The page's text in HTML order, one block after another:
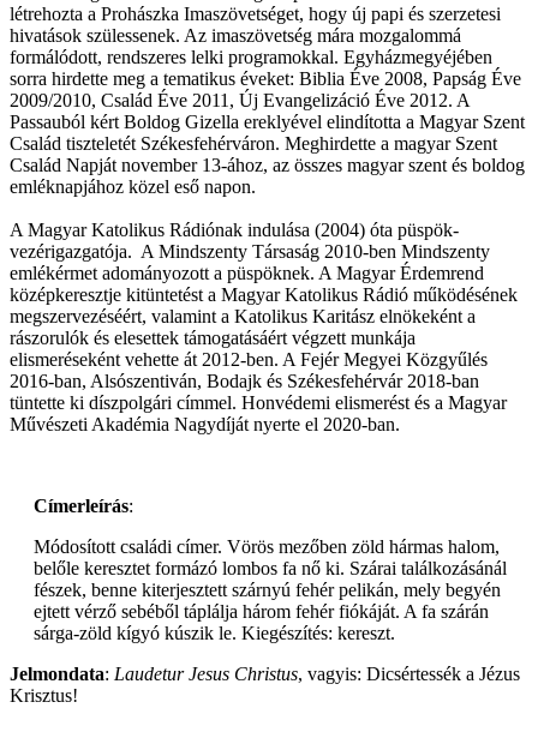
létrehozta a Prohászka Imaszövetséget, hogy új papi és szerzetesi
hivatások szülessenek. Az imaszövetség mára mozgalommá
formálódott, rendszeres lelki programokkal. Egyházmegyéjében
sorra hirdette meg a tematikus éveket: Biblia Éve 2008, Papság Éve
2009/2010, Család Éve 2011, Új Evangelizáció Éve 2012. A
Passauból kért Boldog Gizella ereklyével elindította a Magyar Szent
Család tiszteletét Székesfehérváron. Meghirdette a magyar Szent
Család Napját november 13-ához, az összes magyar szent és boldog
emléknapjához közel eső napon.
A Magyar Katolikus Rádiónak indulása (2004) óta püspök-
vezérigazgatója. A Mindszenty Társaság 2010-ben Mindszenty
emlékérmet adományozott a püspöknek. A Magyar Érdemrend
középkeresztje kitüntetést a Magyar Katolikus Rádió működésének
megszervezéséért, valamint a Katolikus Karitász elnökeként a
rászorulók és elesettek támogatásáért végzett munkája
elismeréseként vehette át 2012-ben. A Fejér Megyei Közgyűlés
2016-ban, Alsószentiván, Bodajk és Székesfehérvár 2018-ban
tüntette ki díszpolgári címmel. Honvédemi elismerést és a Magyar
Művészeti Akadémia Nagydíját nyerte el 2020-ban.
Címerleírás:
Módosított családi címer. Vörös mezőben zöld hármas halom,
belőle keresztet formázó lombos fa nő ki. Szárai találkozásánál
fészek, benne kiterjesztett szárnyú fehér pelikán, mely begyén
ejtett vérző sebéből táplálja három fehér fiókáját. A fa szárán
sárga-zöld kígyó kúszik le. Kiegészítés: kereszt.
Jelmondata: Laudetur Jesus Christus, vagyis: Dicsértessék a Jézus
Krisztus!